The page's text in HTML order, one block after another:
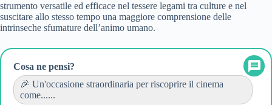
strumento versatile ed efficace nel tessere legami tra culture e nel
suscitare allo stesso tempo una maggiore comprensione delle
intrinseche sfumature dell’animo umano.
Cosa ne pensi?
🎉 Un'occasione straordinaria per riscoprire il cinema
come......